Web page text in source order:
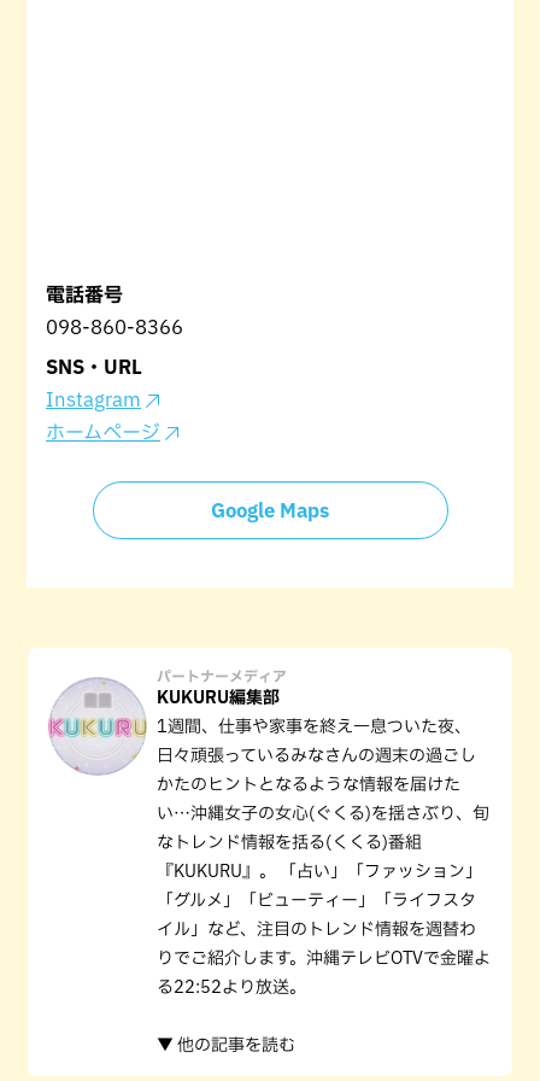
電話番号
098-860-8366
SNS・URL
Instagram
ホームページ
Google Maps
パートナーメディア
KUKURU編集部
1週間、仕事や家事を終え一息ついた夜、
日々頑張っているみなさんの週末の過ごし
かたのヒントとなるような情報を届けた
い…沖縄女子の女心(ぐくる)を揺さぶり、旬
なトレンド情報を括る(くくる)番組
『KUKURU』。 「占い」「ファッション」
「グルメ」「ビューティー」「ライフスタ
イル」など、注目のトレンド情報を週替わ
りでご紹介します。沖縄テレビOTVで金曜よ
る22:52より放送。
▼ 他の記事を読む